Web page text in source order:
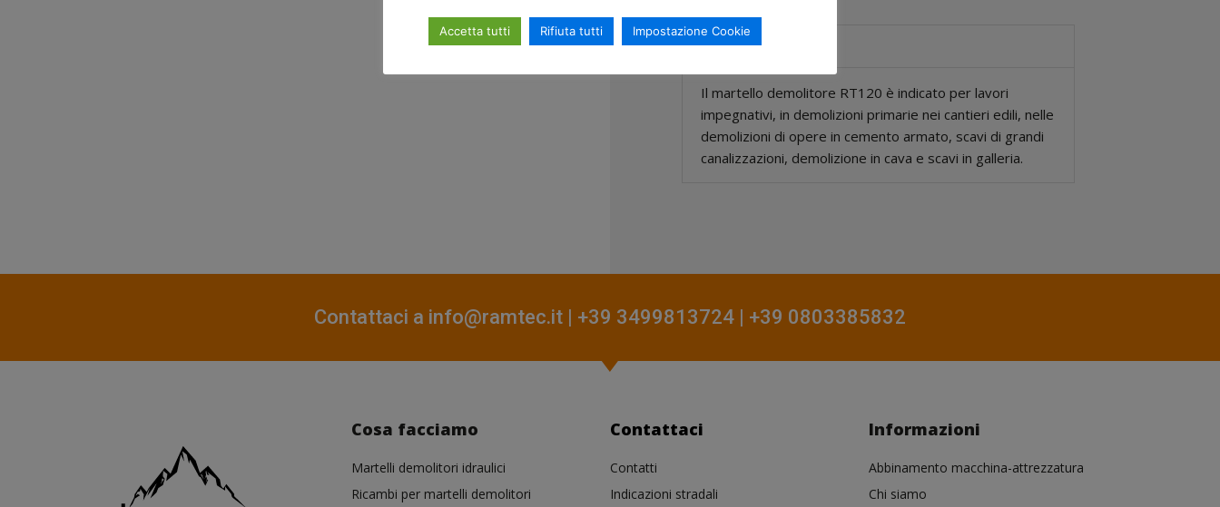
Descrizione
Il martello demolitore RT120 è indicato per lavori
impegnativi, in demolizioni primarie nei cantieri edili, nelle
demolizioni di opere in cemento armato, scavi di grandi
canalizzazioni, demolizione in cava e scavi in galleria.
Contattaci a info@ramtec.it | +39 3499813724 | +39 0803385832
Cosa facciamo
Martelli demolitori idraulici
Ricambi per martelli demolitori
Contattaci
Contatti
Indicazioni stradali
Informazioni
Abbinamento macchina-attrezzatura
Chi siamo
Accetta tutti Rifiuta tutti Impostazione Cookie